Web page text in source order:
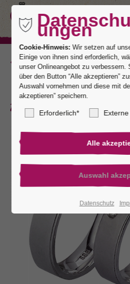
Zurück
Athen 2
ungen
Cookie-Hinweis: Wir setzen auf
Einige von ihnen sind erforderlich,
unser Onlineangebot zu verbessern.
über den Button “Alle akzeptieren”
Auswahl vornehmen und diese mit
akzeptieren” speichern.
Erforderlich*
Datenschutz